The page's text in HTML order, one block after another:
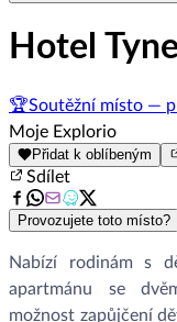
Hotel
🏆Soutěžní místo —
Moje Explorio
Přidat k oblíbeným
Sdílet
Provozujete toto místo?
Nabízí rodinám s
apartmánu se
možnost zapůjčení